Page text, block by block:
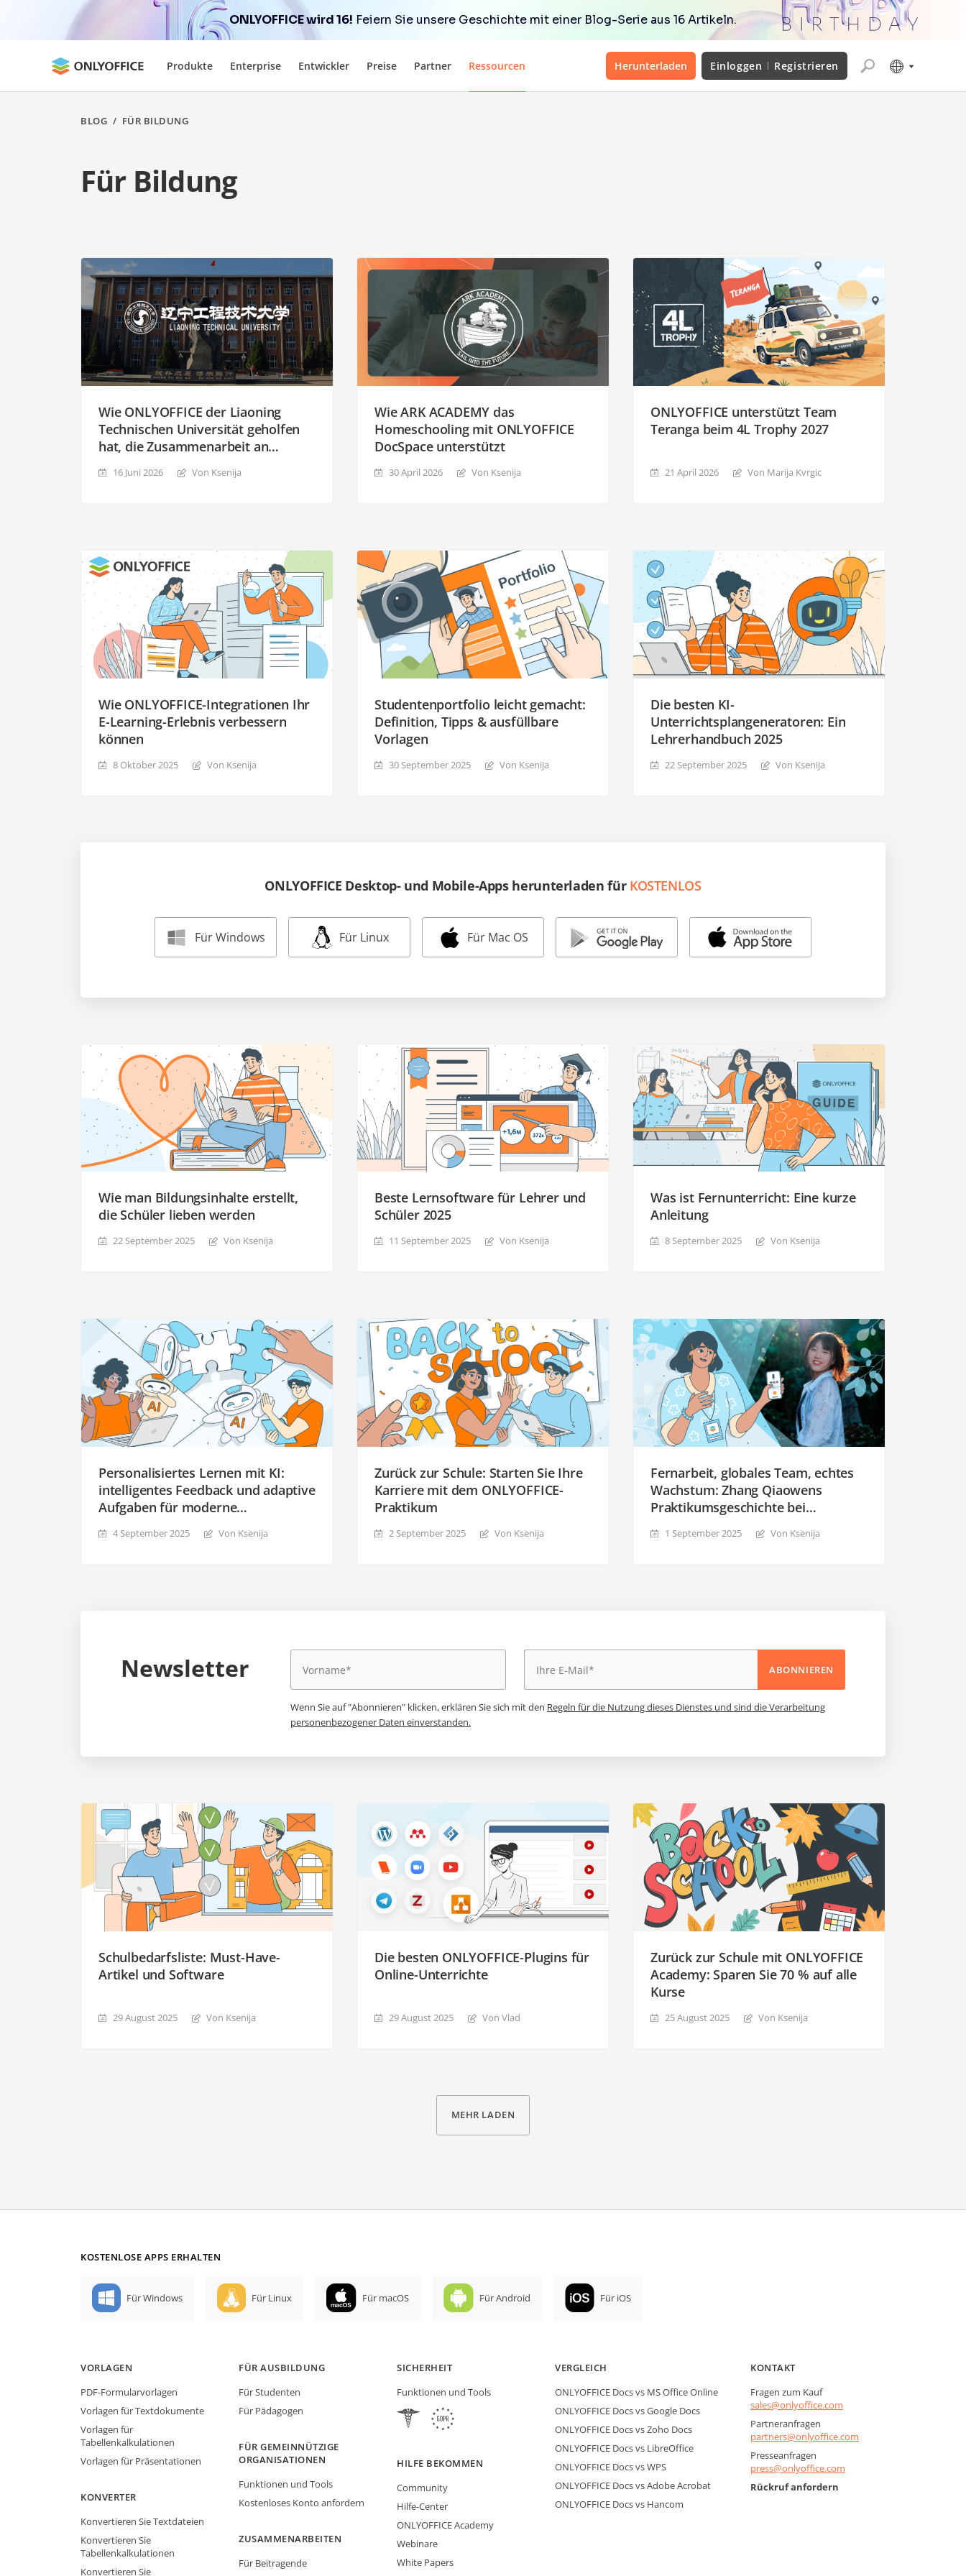
ONLYOFFICE wird 16! Feiern Sie unsere Geschichte mit einer Blog-Serie aus 16 Artikeln.
Produkte Enterprise Entwickler Preise Partner Ressourcen Herunterladen Einloggen Registrieren
BLOG / FÜR BILDUNG
Für Bildung
Wie ONLYOFFICE der Liaoning
Technischen Universität geholfen
hat, die Zusammenarbeit an
16 Juni 2026 Von Ksenija
Wie ARK ACADEMY das
Homeschooling mit ONLYOFFICE
DocSpace unterstützt
30 April 2026 Von Ksenija
ONLYOFFICE unterstützt Team
Teranga beim 4L Trophy 2027
21 April 2026 Von Marija Kvrgiс
Wie ONLYOFFICE-Integrationen Ihr
E-Learning-Erlebnis verbessern
können
8 Oktober 2025 Von Ksenija
Studentenportfolio leicht gemacht:
Definition, Tipps & ausfüllbare
Vorlagen
30 September 2025 Von Ksenija
Die besten KI-
Unterrichtsplangeneratoren: Ein
Lehrerhandbuch 2025
22 September 2025 Von Ksenija
ONLYOFFICE Desktop- und Mobile-Apps herunterladen für KOSTENLOS
Für Windows Für Linux Für Mac OS
Wie man Bildungsinhalte erstellt,
die Schüler lieben werden
22 September 2025 Von Ksenija
Beste Lernsoftware für Lehrer und
Schüler 2025
11 September 2025 Von Ksenija
Was ist Fernunterricht: Eine kurze
Anleitung
8 September 2025 Von Ksenija
Personalisiertes Lernen mit KI:
intelligentes Feedback und adaptive
Aufgaben für moderne
4 September 2025 Von Ksenija
Zurück zur Schule: Starten Sie Ihre
Karriere mit dem ONLYOFFICE-
Praktikum
2 September 2025 Von Ksenija
Fernarbeit, globales Team, echtes
Wachstum: Zhang Qiaowens
Praktikumsgeschichte bei
1 September 2025 Von Ksenija
Newsletter ABONNIEREN
Wenn Sie auf "Abonnieren" klicken, erklären Sie sich mit den Regeln für die Nutzung dieses Dienstes und sind die Verarbeitung
personenbezogener Daten einverstanden.
Schulbedarfsliste: Must-Have-
Artikel und Software
29 August 2025 Von Ksenija
Die besten ONLYOFFICE-Plugins für
Online-Unterrichte
29 August 2025 Von Vlad
Zurück zur Schule mit ONLYOFFICE
Academy: Sparen Sie 70 % auf alle
Kurse
25 August 2025 Von Ksenija
MEHR LADEN
KOSTENLOSE APPS ERHALTEN
Für Windows Für Linux Für macOS Für Android Für iOS
VORLAGEN
PDF-Formularvorlagen
Vorlagen für Textdokumente
Vorlagen für
Tabellenkalkulationen
Vorlagen für Präsentationen
KONVERTER
Konvertieren Sie Textdateien
Konvertieren Sie
Tabellenkalkulationen
Konvertieren Sie
FÜR AUSBILDUNG
Für Studenten
Für Pädagogen
FÜR GEMEINNÜTZIGE
ORGANISATIONEN
Funktionen und Tools
Kostenloses Konto anfordern
ZUSAMMENARBEITEN
Für Beitragende
SICHERHEIT
Funktionen und Tools
HILFE BEKOMMEN
Community
Hilfe-Center
ONLYOFFICE Academy
Webinare
White Papers
VERGLEICH
ONLYOFFICE Docs vs MS Office Online
ONLYOFFICE Docs vs Google Docs
ONLYOFFICE Docs vs Zoho Docs
ONLYOFFICE Docs vs LibreOffice
ONLYOFFICE Docs vs WPS
ONLYOFFICE Docs vs Adobe Acrobat
ONLYOFFICE Docs vs Hancom
KONTAKT
Fragen zum Kauf
sales@onlyoffice.com
Partneranfragen
partners@onlyoffice.com
Presseanfragen
press@onlyoffice.com
Rückruf anfordern